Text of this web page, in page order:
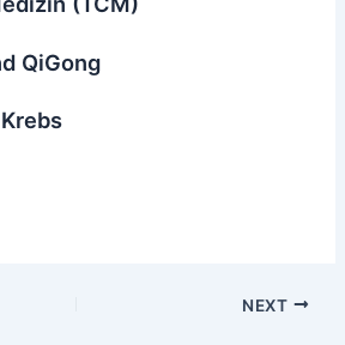
QiGong
NEXT